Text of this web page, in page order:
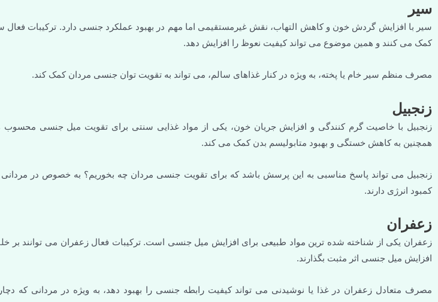
سیر
سیر با افزایش گردش خون و کاهش التهاب، نقش غیرمستقیمی اما مهم در بهبود عملکرد جنسی دارد. ترکیبات فعال
کمک می کنند و همین موضوع می تواند کیفیت نعوظ را افزایش دهد.
مصرف منظم سیر خام یا پخته، به ویژه در کنار غذاهای سالم، می تواند به تقویت توان جنسی مردان کمک کند.
زنجبیل
زنجبیل با خاصیت گرم کنندگی و افزایش جریان خون، یکی از مواد غذایی سنتی برای تقویت میل جنسی محسوب
همچنین به کاهش خستگی و بهبود متابولیسم بدن کمک می کند.
زنجبیل می تواند پاسخ مناسبی به این پرسش باشد که برای تقویت جنسی مردان چه بخوریم؟ به خصوص در
کمبود انرژی دارند.
زعفران
زعفران یکی از شناخته شده ترین مواد طبیعی برای افزایش میل جنسی است. ترکیبات فعال زعفران می توانند
افزایش میل جنسی اثر مثبت بگذارند.
مصرف متعادل زعفران در غذا یا نوشیدنی می تواند کیفیت رابطه جنسی را بهبود دهد، به ویژه در مردانی که